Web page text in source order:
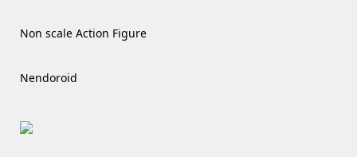
Non scale Action Figure
Nendoroid